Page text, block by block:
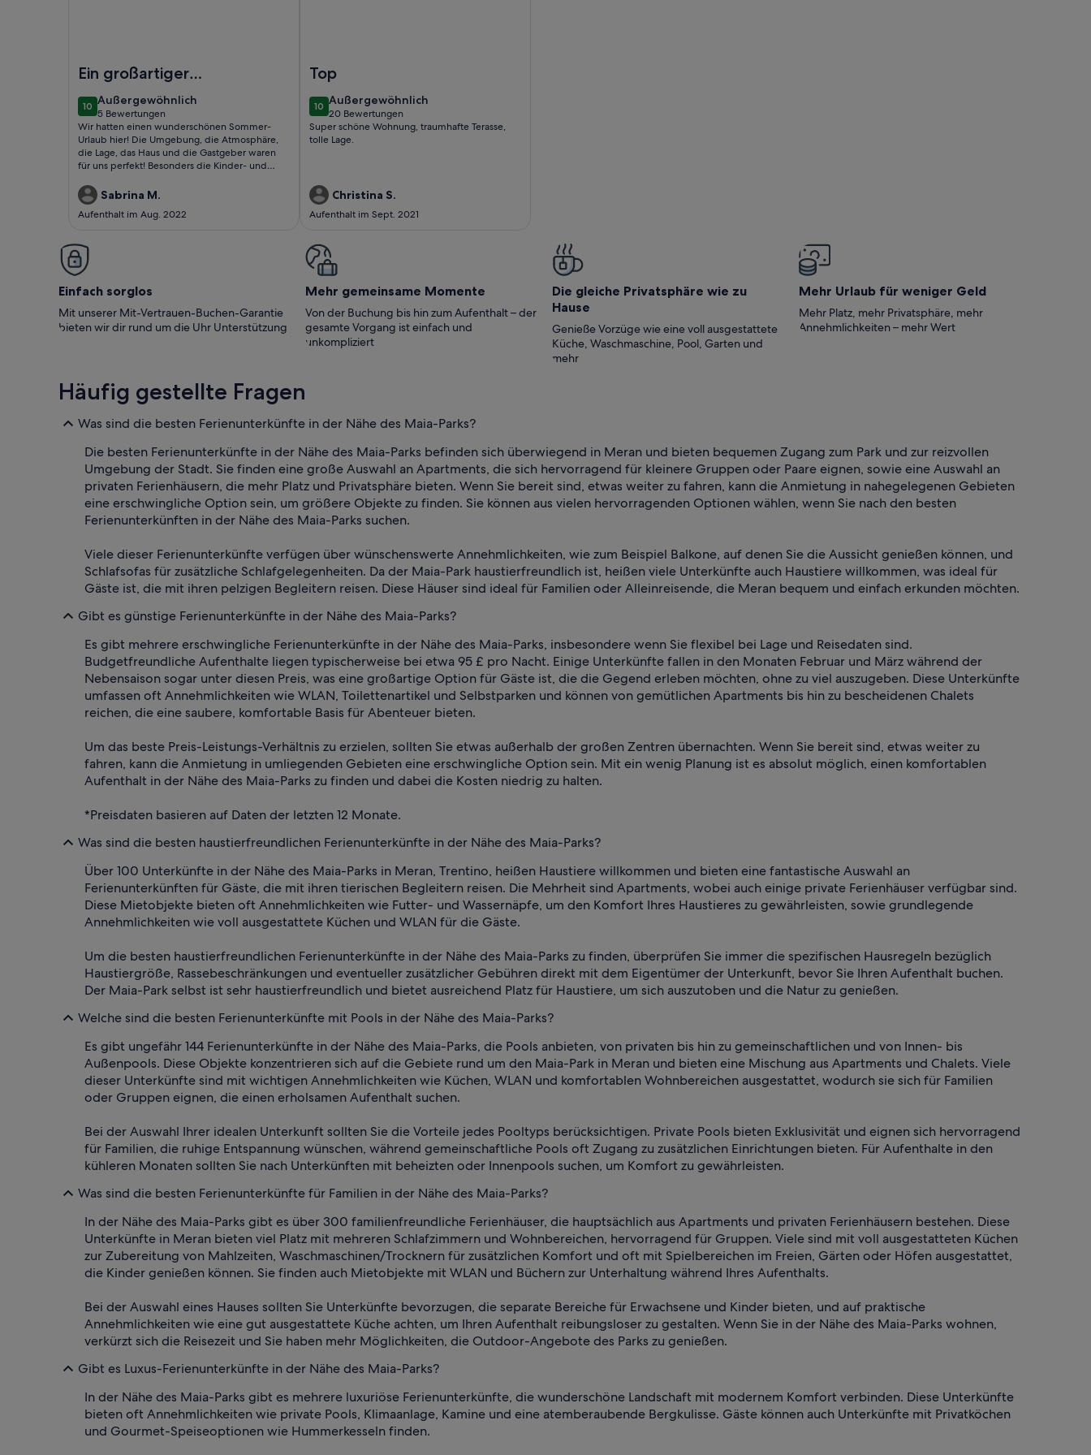
Ein großartiger
Urlaub! Wir kommen
wieder!
1010 von 10
Außergewöhnlich
außergewöhnlich
5 Bewertungen
(5
bewertungen)
Wir hatten einen wunderschönen Sommer-
Urlaub hier! Die Umgebung, die Atmosphäre,
die Lage, das Haus und die Gastgeber waren
für uns perfekt! Besonders die Kinder- und
waren herausragend! Wir waren das erste Mal
dort und haben gleich für nächstes Jahr
gebucht. Wir freuen uns schon!
Sabrina M.
Aufenthalt im Aug. 2022
Top
1010 von 10
Außergewöhnlich
außergewöhnlich
20 Bewertungen
(20
bewertungen)
Super schöne Wohnung, traumhafte Terasse,
tolle Lage.
Christina S.
Aufenthalt im Sept. 2021
Einfach sorglos
Mit unserer Mit-Vertrauen-Buchen-Garantie
bieten wir dir rund um die Uhr Unterstützung
Mehr gemeinsame Momente
Von der Buchung bis hin zum Aufenthalt – der
gesamte Vorgang ist einfach und
unkompliziert
Die gleiche Privatsphäre wie zu
Hause
Genieße Vorzüge wie eine voll ausgestattete
Küche, Waschmaschine, Pool, Garten und
mehr
Mehr Urlaub für weniger Geld
Mehr Platz, mehr Privatsphäre, mehr
Annehmlichkeiten – mehr Wert
Häufig gestellte Fragen
Was sind die besten Ferienunterkünfte in der Nähe des Maia-Parks?
Die besten Ferienunterkünfte in der Nähe des Maia-Parks befinden sich überwiegend in Meran und bieten bequemen Zugang zum Park und zur reizvollen
Umgebung der Stadt. Sie finden eine große Auswahl an Apartments, die sich hervorragend für kleinere Gruppen oder Paare eignen, sowie eine Auswahl an
privaten Ferienhäusern, die mehr Platz und Privatsphäre bieten. Wenn Sie bereit sind, etwas weiter zu fahren, kann die Anmietung in nahegelegenen Gebieten
eine erschwingliche Option sein, um größere Objekte zu finden. Sie können aus vielen hervorragenden Optionen wählen, wenn Sie nach den besten
Ferienunterkünften in der Nähe des Maia-Parks suchen.
Viele dieser Ferienunterkünfte verfügen über wünschenswerte Annehmlichkeiten, wie zum Beispiel Balkone, auf denen Sie die Aussicht genießen können, und
Schlafsofas für zusätzliche Schlafgelegenheiten. Da der Maia-Park haustierfreundlich ist, heißen viele Unterkünfte auch Haustiere willkommen, was ideal für
Gäste ist, die mit ihren pelzigen Begleitern reisen. Diese Häuser sind ideal für Familien oder Alleinreisende, die Meran bequem und einfach erkunden möchten.
Gibt es günstige Ferienunterkünfte in der Nähe des Maia-Parks?
Es gibt mehrere erschwingliche Ferienunterkünfte in der Nähe des Maia-Parks, insbesondere wenn Sie flexibel bei Lage und Reisedaten sind.
Budgetfreundliche Aufenthalte liegen typischerweise bei etwa 95 £ pro Nacht. Einige Unterkünfte fallen in den Monaten Februar und März während der
Nebensaison sogar unter diesen Preis, was eine großartige Option für Gäste ist, die die Gegend erleben möchten, ohne zu viel auszugeben. Diese Unterkünfte
umfassen oft Annehmlichkeiten wie WLAN, Toilettenartikel und Selbstparken und können von gemütlichen Apartments bis hin zu bescheidenen Chalets
reichen, die eine saubere, komfortable Basis für Abenteuer bieten.
Um das beste Preis-Leistungs-Verhältnis zu erzielen, sollten Sie etwas außerhalb der großen Zentren übernachten. Wenn Sie bereit sind, etwas weiter zu
fahren, kann die Anmietung in umliegenden Gebieten eine erschwingliche Option sein. Mit ein wenig Planung ist es absolut möglich, einen komfortablen
Aufenthalt in der Nähe des Maia-Parks zu finden und dabei die Kosten niedrig zu halten.
*Preisdaten basieren auf Daten der letzten 12 Monate.
Was sind die besten haustierfreundlichen Ferienunterkünfte in der Nähe des Maia-Parks?
Über 100 Unterkünfte in der Nähe des Maia-Parks in Meran, Trentino, heißen Haustiere willkommen und bieten eine fantastische Auswahl an
Ferienunterkünften für Gäste, die mit ihren tierischen Begleitern reisen. Die Mehrheit sind Apartments, wobei auch einige private Ferienhäuser verfügbar sind.
Diese Mietobjekte bieten oft Annehmlichkeiten wie Futter- und Wassernäpfe, um den Komfort Ihres Haustieres zu gewährleisten, sowie grundlegende
Annehmlichkeiten wie voll ausgestattete Küchen und WLAN für die Gäste.
Um die besten haustierfreundlichen Ferienunterkünfte in der Nähe des Maia-Parks zu finden, überprüfen Sie immer die spezifischen Hausregeln bezüglich
Haustiergröße, Rassebeschränkungen und eventueller zusätzlicher Gebühren direkt mit dem Eigentümer der Unterkunft, bevor Sie Ihren Aufenthalt buchen.
Der Maia-Park selbst ist sehr haustierfreundlich und bietet ausreichend Platz für Haustiere, um sich auszutoben und die Natur zu genießen.
Welche sind die besten Ferienunterkünfte mit Pools in der Nähe des Maia-Parks?
Es gibt ungefähr 144 Ferienunterkünfte in der Nähe des Maia-Parks, die Pools anbieten, von privaten bis hin zu gemeinschaftlichen und von Innen- bis
Außenpools. Diese Objekte konzentrieren sich auf die Gebiete rund um den Maia-Park in Meran und bieten eine Mischung aus Apartments und Chalets. Viele
dieser Unterkünfte sind mit wichtigen Annehmlichkeiten wie Küchen, WLAN und komfortablen Wohnbereichen ausgestattet, wodurch sie sich für Familien
oder Gruppen eignen, die einen erholsamen Aufenthalt suchen.
Bei der Auswahl Ihrer idealen Unterkunft sollten Sie die Vorteile jedes Pooltyps berücksichtigen. Private Pools bieten Exklusivität und eignen sich hervorragend
für Familien, die ruhige Entspannung wünschen, während gemeinschaftliche Pools oft Zugang zu zusätzlichen Einrichtungen bieten. Für Aufenthalte in den
kühleren Monaten sollten Sie nach Unterkünften mit beheizten oder Innenpools suchen, um Komfort zu gewährleisten.
Was sind die besten Ferienunterkünfte für Familien in der Nähe des Maia-Parks?
In der Nähe des Maia-Parks gibt es über 300 familienfreundliche Ferienhäuser, die hauptsächlich aus Apartments und privaten Ferienhäusern bestehen. Diese
Unterkünfte in Meran bieten viel Platz mit mehreren Schlafzimmern und Wohnbereichen, hervorragend für Gruppen. Viele sind mit voll ausgestatteten Küchen
zur Zubereitung von Mahlzeiten, Waschmaschinen/Trocknern für zusätzlichen Komfort und oft mit Spielbereichen im Freien, Gärten oder Höfen ausgestattet,
die Kinder genießen können. Sie finden auch Mietobjekte mit WLAN und Büchern zur Unterhaltung während Ihres Aufenthalts.
Bei der Auswahl eines Hauses sollten Sie Unterkünfte bevorzugen, die separate Bereiche für Erwachsene und Kinder bieten, und auf praktische
Annehmlichkeiten wie eine gut ausgestattete Küche achten, um Ihren Aufenthalt reibungsloser zu gestalten. Wenn Sie in der Nähe des Maia-Parks wohnen,
verkürzt sich die Reisezeit und Sie haben mehr Möglichkeiten, die Outdoor-Angebote des Parks zu genießen.
Gibt es Luxus-Ferienunterkünfte in der Nähe des Maia-Parks?
In der Nähe des Maia-Parks gibt es mehrere luxuriöse Ferienunterkünfte, die wunderschöne Landschaft mit modernem Komfort verbinden. Diese Unterkünfte
bieten oft Annehmlichkeiten wie private Pools, Klimaanlage, Kamine und eine atemberaubende Bergkulisse. Gäste können auch Unterkünfte mit Privatköchen
und Gourmet-Speiseoptionen wie Hummerkesseln finden.